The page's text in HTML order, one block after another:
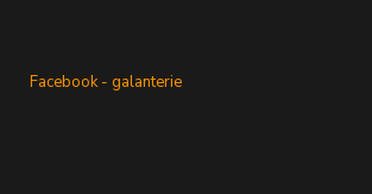
Facebook - galanterie